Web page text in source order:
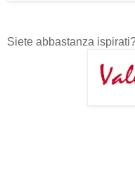
Siete abbastanza